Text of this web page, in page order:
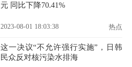
元 同比下降70.41%
2023-08-01 18:03:38 热点
这一决议“不允许强行实施”，日韩
民众反对核污染水排海